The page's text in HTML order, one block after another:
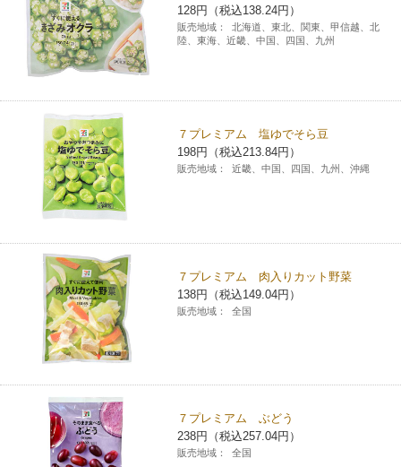
128円（税込138.24円）
販売地域：
北海道、東北、関東、甲信越、北
陸、東海、近畿、中国、四国、九州
７プレミアム 塩ゆでそら豆
198円（税込213.84円）
販売地域： 近畿、中国、四国、九州、沖縄
７プレミアム 肉入りカット野菜
138円（税込149.04円）
販売地域： 全国
７プレミアム ぶどう
238円（税込257.04円）
販売地域： 全国